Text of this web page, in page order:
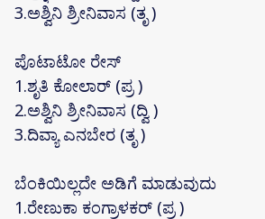
3.ಅಶ್ವಿನಿ ಶ್ರೀನಿವಾಸ (ತೃ )
ಪೊಟಾಟೋ ರೇಸ್
1.ಶೃತಿ ಕೋಲಾರ್ (ಪ್ರ )
2.ಅಶ್ವಿನಿ ಶ್ರೀನಿವಾಸ (ದ್ವಿ )
3.ದಿವ್ಯಾ ಎನಬೇರ (ತೃ )
ಬೆಂಕಿಯಿಲ್ಲದೇ ಅಡಿಗೆ ಮಾಡುವುದು
1.ರೇಣುಕಾ ಕಂಗ್ರಾಳಕರ್ (ಪ್ರ )